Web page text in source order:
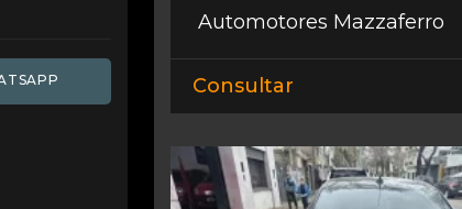
Automotores Mazzaferro
Consultar